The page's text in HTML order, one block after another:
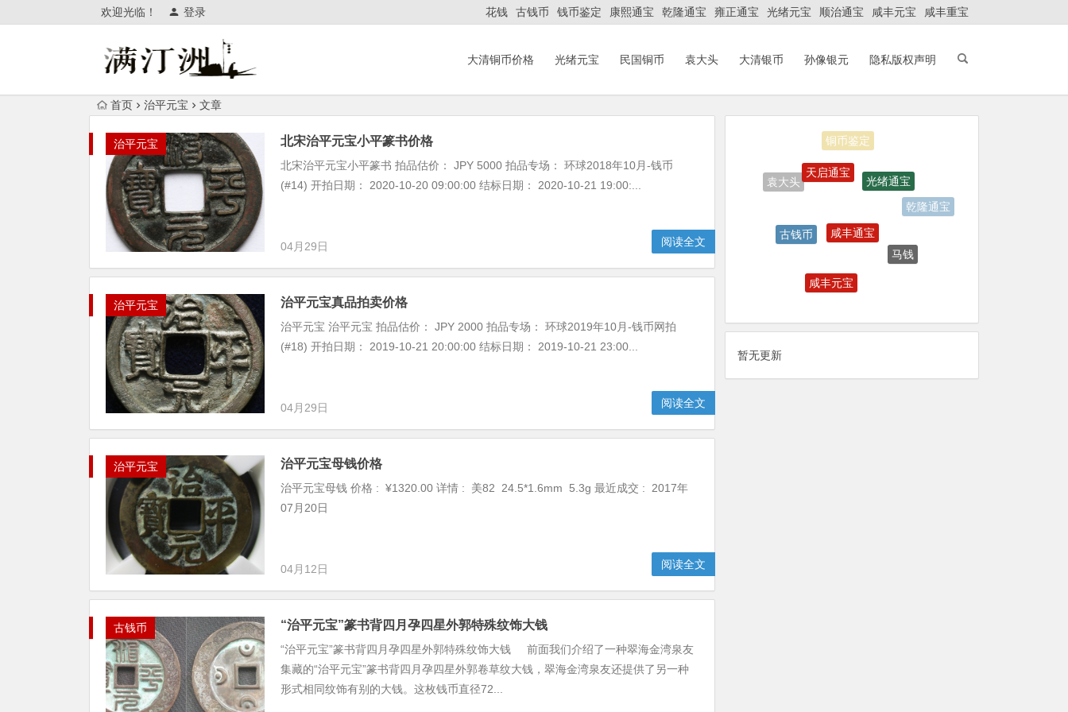
欢迎光临！ 登录 花钱 古钱币 钱币鉴定 康熙通宝 乾隆通宝 雍正通宝 光绪元宝 顺治通宝 咸丰元宝 咸丰重宝
大清铜币价格 光绪元宝 民国铜币 袁大头 大清银币 孙像银元 隐私版权声明
首页 治平元宝 文章
治平元宝 北宋治平元宝小平篆书价格
北宋治平元宝小平篆书 拍品估价： JPY 5000 拍品专场： 环球2018年10月-钱币
(#14) 开拍日期： 2020-10-20 09:00:00 结标日期： 2020-10-21 19:00:...
04月29日 阅读全文
治平元宝 治平元宝真品拍卖价格
治平元宝 治平元宝 拍品估价： JPY 2000 拍品专场： 环球2019年10月-钱币网拍
(#18) 开拍日期： 2019-10-21 20:00:00 结标日期： 2019-10-21 23:00...
04月29日 阅读全文
治平元宝 治平元宝母钱价格
治平元宝母钱 价格 : ¥1320.00 详情 : 美82 24.5*1.6mm 5.3g 最近成交 : 2017年
07月20日
04月12日 阅读全文
古钱币 “治平元宝”篆书背四月孕四星外郭特殊纹饰大钱
“治平元宝”篆书背四月孕四星外郭特殊纹饰大钱 前面我们介绍了一种翠海金湾泉友
集藏的“治平元宝”篆书背四月孕四星外郭卷草纹大钱，翠海金湾泉友还提供了另一种
形式相同纹饰有别的大钱。这枚钱币直径72...
铜币鉴定
袁大头
天启通宝
光绪通宝
乾隆通宝
古钱币
咸丰通宝
马钱
咸丰元宝
暂无更新